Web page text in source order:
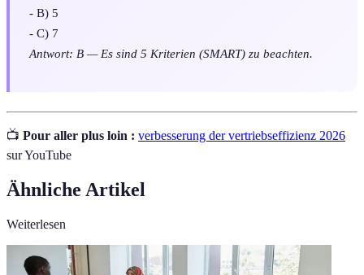
- B) 5
- C) 7
Antwort: B — Es sind 5 Kriterien (SMART) zu beachten.
📺 Pour aller plus loin : verbesserung der vertriebseffizienz 2026
sur YouTube
Ähnliche Artikel
Weiterlesen